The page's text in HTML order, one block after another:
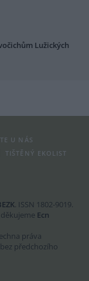
Lužických
U NÁS
TIŠTĚNÝ EKOLIST
. ISSN 1802-9019.
děkujeme Ecn
práva
předchozího